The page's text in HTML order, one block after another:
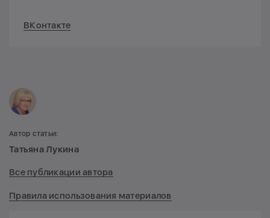
ВКонтакте
Автор статьи:
Татьяна Лукина
Все публикации автора
Правила использования материалов